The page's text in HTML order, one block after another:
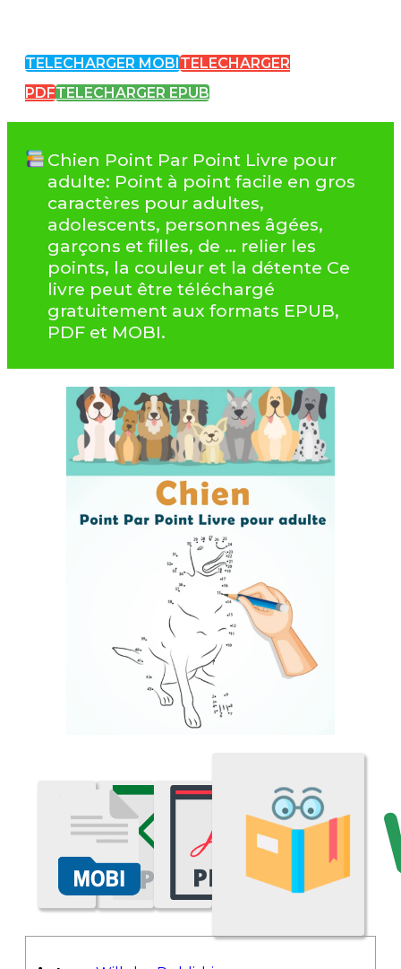
TELECHARGER MOBI TELECHARGER
PDFTELECHARGER EPUB
Chien Point Par Point Livre pour
adulte: Point à point facile en gros
caractères pour adultes,
adolescents, personnes âgées,
garçons et filles, de … relier les
points, la couleur et la détente Ce
livre peut être téléchargé
gratuitement aux formats EPUB,
PDF et MOBI.